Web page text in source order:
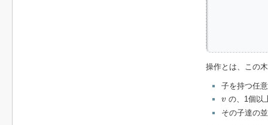
操作とは、この
子を持つ任
v
vの、1個以
その子達の